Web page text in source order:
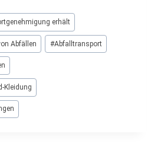
erhält
Abfällen #Abfalltransport
Kleidung